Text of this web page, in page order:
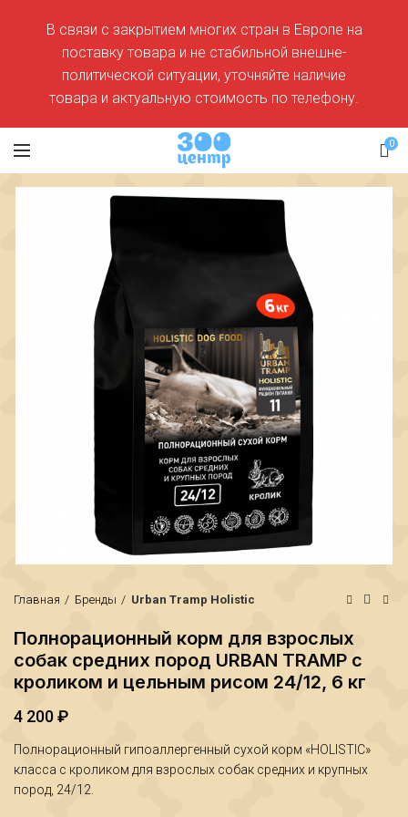
0
Главная Бренды Urban Tramp Holistic
₽
₽
Полнорационный корм для взрослых
собак средних пород URBAN TRAMP с
кроликом и цельным рисом 24/12, 6 кг
4 200₽
Полнорационный гипоаллергенный сухой корм «HOLISTIC»
класса с кроликом для взрослых собак средних и крупных
пород, 24/12.
В связи с закрытием многих стран в Европе на
поставку товара и не стабильной внешне-
политической ситуации, уточняйте наличие
товара и актуальную стоимость по телефону.